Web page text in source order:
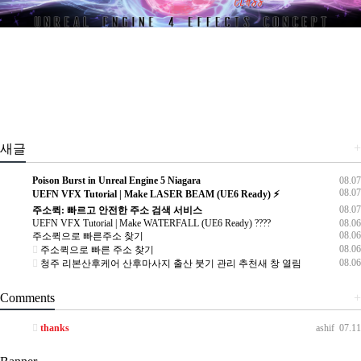
+
새글
08.07
Poison Burst in Unreal Engine 5 Niagara
08.07
UEFN VFX Tutorial | Make LASER BEAM (UE6 Ready) ⚡
08.07
주소퀵: 빠르고 안전한 주소 검색 서비스
08.06
UEFN VFX Tutorial | Make WATERFALL (UE6 Ready) ????
08.06
주소퀵으로 빠른주소 찾기
08.06
주소퀵으로 빠른 주소 찾기
08.06
청주 리본산후케어 산후마사지 출산 붓기 관리 추천새 창 열림
+
Comments
ashif 07.11
thanks